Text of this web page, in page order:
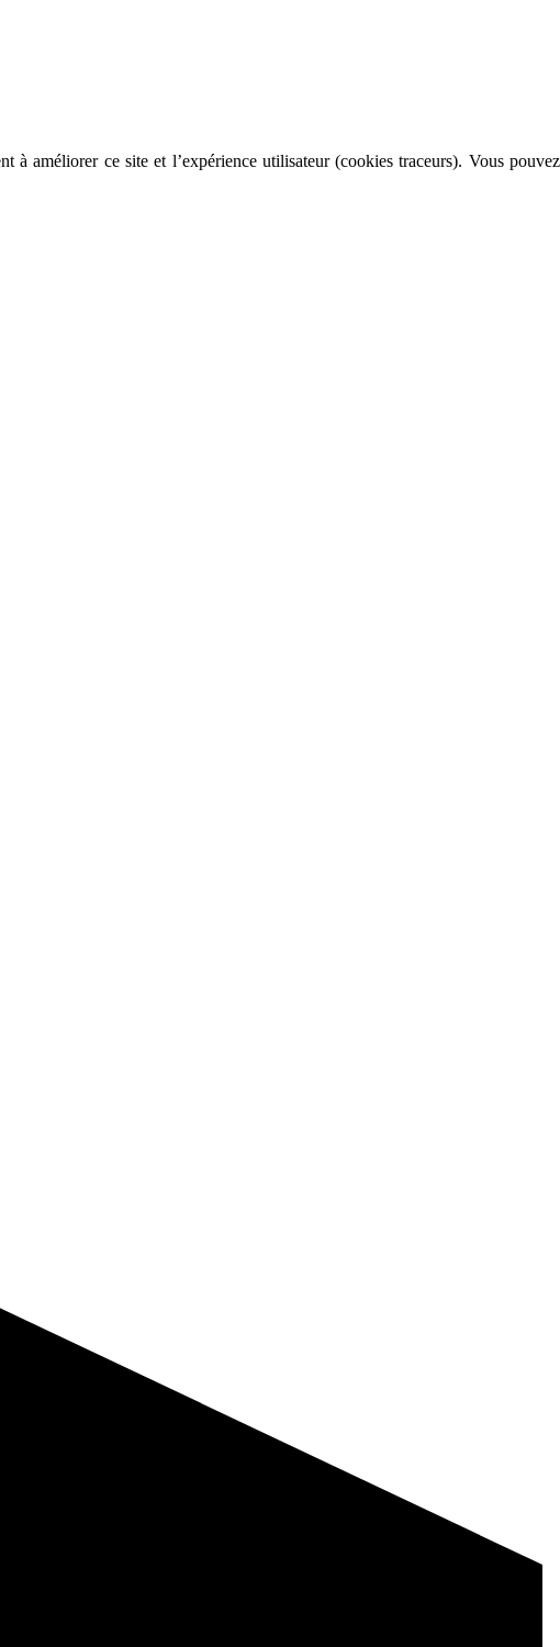
à améliorer ce site et l’expérience utilisateur (cookies traceurs). Vous pouvez